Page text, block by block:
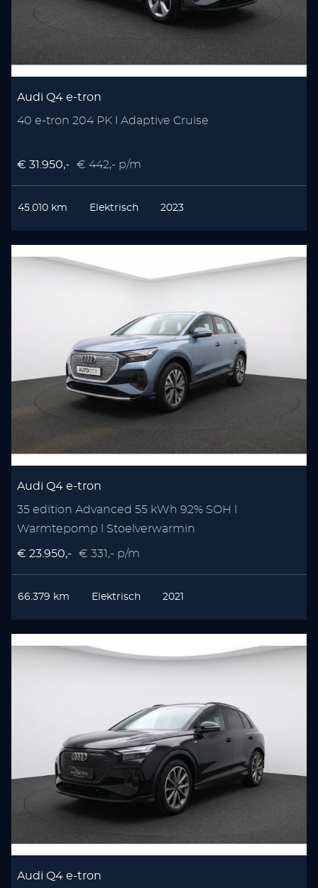
Audi Q4 e-tron
40 e-tron 204 PK l Adaptive Cruise
€ 31.950,- € 442,- p/m
45.010 km Elektrisch 2023
Audi Q4 e-tron
35 edition Advanced 55 kWh 92% SOH l
Warmtepomp l Stoelverwarmin
€ 23.950,- € 331,- p/m
66.379 km Elektrisch 2021
Audi Q4 e-tron